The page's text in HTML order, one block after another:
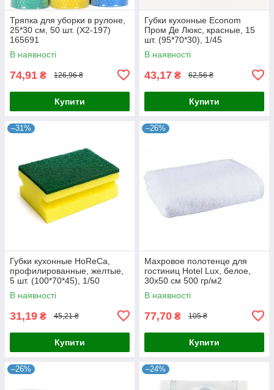
Тряпка для уборки в рулоне,
25*30 см, 50 шт. (Х2-197)
165691
В наявності
74,91 ₴ 126,96 ₴
Купити
Губки кухонные Econom
Пром Де Люкс, красные, 15
шт. (95*70*30), 1/45
В наявності
43,17 ₴ 62,56 ₴
Купити
–31%
Губки кухонные HoReCa,
профилированные, желтые,
5 шт. (100*70*45), 1/50
В наявності
31,19 ₴ 45,21 ₴
Купити
–26%
Махровое полотенце для
гостиниц Hotel Lux, белое,
30х50 см 500 гр/м2
В наявності
77,70 ₴ 105 ₴
Купити
–26% –24%